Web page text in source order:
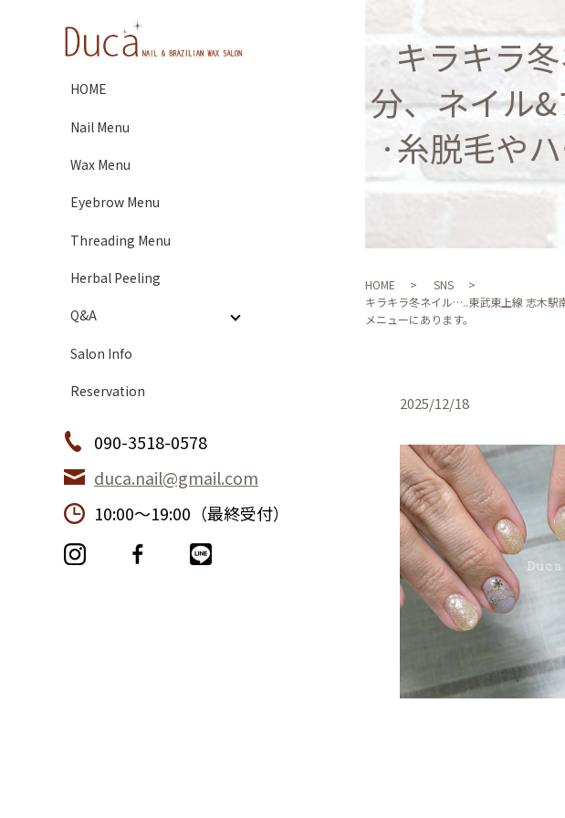
HOME
Nail Menu
Wax Menu
Eyebrow Menu
Threading Menu
Herbal Peeling
Q&A
Salon Info
Reservation
090-3518-0578
duca.nail@gmail.com
10:00〜19:00（最終受付）
キラキラ️
分、ネイル
·糸脱毛や
HOME
SNS
キラキラ️冬ネイル…..東武東上線 志木駅
メニューにあります。
2025/12/18